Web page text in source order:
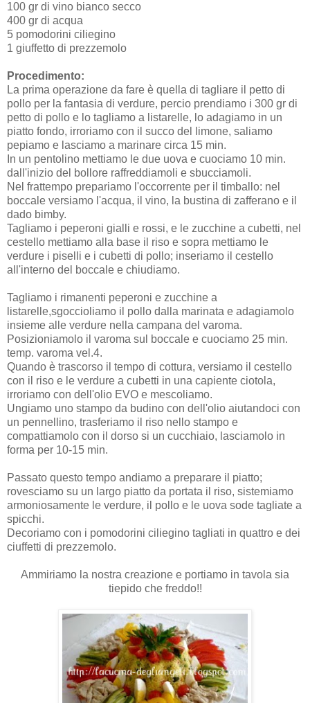
100 gr di vino bianco secco
400 gr di acqua
5 pomodorini ciliegino
1 giuffetto di prezzemolo
Procedimento:
La prima operazione da fare è quella di tagliare il petto di
pollo per la fantasia di verdure, percio prendiamo i 300 gr di
petto di pollo e lo tagliamo a listarelle, lo adagiamo in un
piatto fondo, irroriamo con il succo del limone, saliamo
pepiamo e lasciamo a marinare circa 15 min.
In un pentolino mettiamo le due uova e cuociamo 10 min.
dall'inizio del bollore raffreddiamoli e sbucciamoli.
Nel frattempo prepariamo l'occorrente per il timballo: nel
boccale versiamo l'acqua, il vino, la bustina di zafferano e il
dado bimby.
Tagliamo i peperoni gialli e rossi, e le zucchine a cubetti, nel
cestello mettiamo alla base il riso e sopra mettiamo le
verdure i piselli e i cubetti di pollo; inseriamo il cestello
all'interno del boccale e chiudiamo.
Tagliamo i rimanenti peperoni e zucchine a
listarelle,sgoccioliamo il pollo dalla marinata e adagiamolo
insieme alle verdure nella campana del varoma.
Posizioniamolo il varoma sul boccale e cuociamo 25 min.
temp. varoma vel.4.
Quando è trascorso il tempo di cottura, versiamo il cestello
con il riso e le verdure a cubetti in una capiente ciotola,
irroriamo con dell'olio EVO e mescoliamo.
Ungiamo uno stampo da budino con dell'olio aiutandoci con
un pennellino, trasferiamo il riso nello stampo e
compattiamolo con il dorso si un cucchiaio, lasciamolo in
forma per 10-15 min.
Passato questo tempo andiamo a preparare il piatto;
rovesciamo su un largo piatto da portata il riso, sistemiamo
armoniosamente le verdure, il pollo e le uova sode tagliate a
spicchi.
Decoriamo con i pomodorini ciliegino tagliati in quattro e dei
ciuffetti di prezzemolo.
Ammiriamo la nostra creazione e portiamo in tavola sia
tiepido che freddo!!